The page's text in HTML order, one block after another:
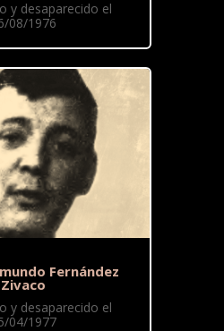
y desaparecido el
08/1976
Fernández
Zivaco
y desaparecido el
04/1977